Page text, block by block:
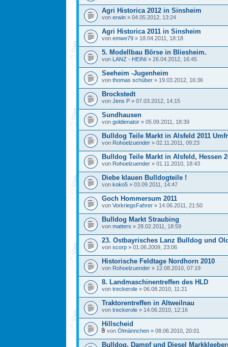
Agri Historica 2012 in Sinsheim
von erwin » 04.05.2012, 13:24
Agri Historica 2011 in Sinsheim
von emwe79 » 18.04.2011, 18:18
5. Modellbau Börse in Bliesheim.
von LANZ - HEINI » 26.04.2012, 16:45
Seeheim -Jugenheim
von thomas schüber » 19.03.2012, 16:36
Brockstedt
von Jens P » 07.03.2012, 14:15
Sundhausen
von goldienator » 05.09.2011, 18:39
Bulldog Teile Markt in Alsfeld 2011
von Rohoelzuender » 02.11.2011, 09:23
Bulldog Teile Markt in Alsfeld, Hessen
von Rohoelzuender » 01.11.2010, 18:43
Diebe klauen Bulldogteile !
von koko5 » 03.09.2011, 14:47
Goch Hommersum 2011
von VorkriegsFahrer » 14.06.2011, 21:50
Bulldog Markt Straubing
von matters » 28.02.2011, 18:59
23. Ostbayrisches Lanz Bulldog und
von scorp » 01.06.2009, 23:06
Historische Feldtage Nordhorn 2010
von Rohoelzuender » 12.08.2010, 07:19
8. Landmaschinentreffen des HLD
von treckerole » 06.08.2010, 11:21
Traktorentreffen in Altweilnau
von treckerole » 14.06.2010, 12:16
Hillscheid
von Ölmännchen » 08.06.2010, 20:01
Bulldog, Dampf und Diesel